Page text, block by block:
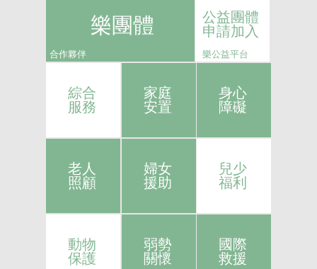
樂團體
合作夥伴
公益團體
申請加入
樂公益平台
綜合
服務
家庭
安置
身心
障礙
老人
照顧
婦女
援助
兒少
福利
動物
保護
弱勢
關懷
國際
救援